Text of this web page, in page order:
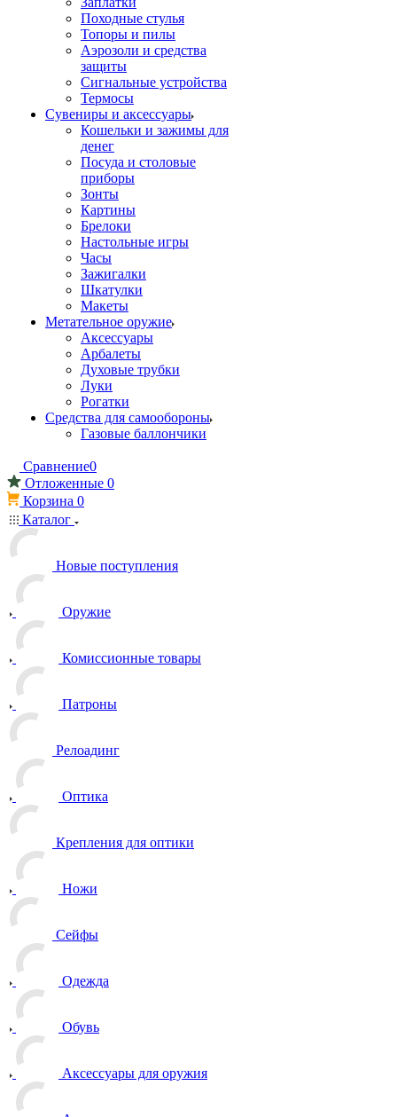
Походные стулья
Топоры и пилы
Аэрозоли и средства
защиты
Сигнальные устройства
Термосы
Сувениры и аксессуары
Кошельки и зажимы для
денег
Посуда и столовые
приборы
Зонты
Картины
Брелоки
Настольные игры
Часы
Зажигалки
Шкатулки
Макеты
Метательное оружие
Аксессуары
Арбалеты
Духовые трубки
Луки
Рогатки
Средства для самообороны
Газовые баллончики
Сравнение0
Отложенные 0
Корзина 0
Каталог
Новые поступления
Оружие
Комиссионные товары
Патроны
Релоадинг
Оптика
Крепления для оптики
Ножи
Сейфы
Одежда
Обувь
Аксессуары для оружия